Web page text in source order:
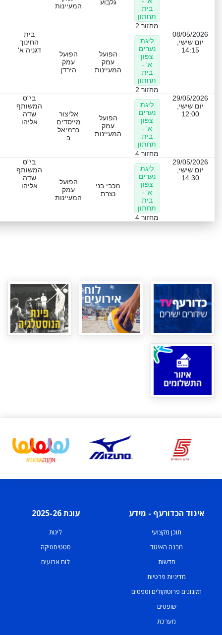
בית
תחתון
מחזור 2
גלבוע
המעיינות
08/05/2026
יום שישי,
14:15
ליגת
נערים
צפון
א' -
בית
תחתון
מחזור 2
הפועל
עמק
המעיינות
הפועל
עמק
הירדן
בית
החינוך
דגניה א'
29/05/2026
יום שישי,
12:00
ליגת
נערים
צפון
א' -
בית
תחתון
מחזור 4
הפועל
עמק
המעיינות
אליצור
מייסדים
כרמיאל
ב
בי"ס
המשותף
שדה
אליהו
29/05/2026
יום שישי,
14:30
ליגת
נערים
צפון
א' -
בית
תחתון
מחזור 4
מכבי בני
נצרת
הפועל
עמק
המעיינות
בי"ס
המשותף
שדה
אליהו
איגוד הכדורעף - מידע
תוכן מקצועי
מבנה האיגוד
חדשות
מדיניות פרטיות
תקנונים פרוטוקולים וטפסים
שופטים
מערכת
עונת 2025-26
ליגות
סטטיסטיקה
לוח ארועים